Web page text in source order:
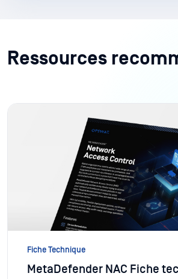
Ressources
Fiche Technique
MetaDefender NAC Fiche